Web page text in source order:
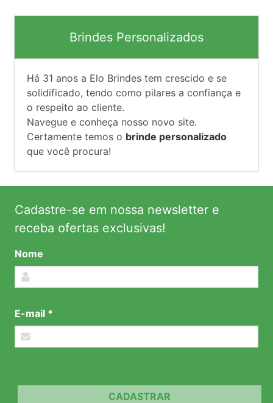
Brindes Personalizados
Há 31 anos a Elo Brindes tem crescido e se
solidificado, tendo como pilares a confiança e
o respeito ao cliente.
Navegue e conheça nosso novo site.
Certamente temos o brinde personalizado
que você procura!
Cadastre-se em nossa newsletter e
receba ofertas exclusivas!
Nome
E-mail *
CADASTRAR